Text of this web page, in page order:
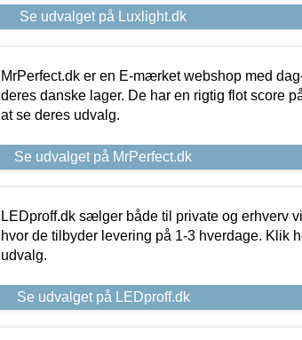
Se udvalget på Luxlight.dk
MrPerfect.dk er en E-mærket webshop med
deres danske lager. De har en rigtig flot score
at se deres udvalg.
Se udvalget på MrPerfect.dk
LEDproff.dk sælger både til private og erhverv
hvor de tilbyder levering på 1-3 hverdage. Klik
udvalg.
Se udvalget på LEDproff.dk